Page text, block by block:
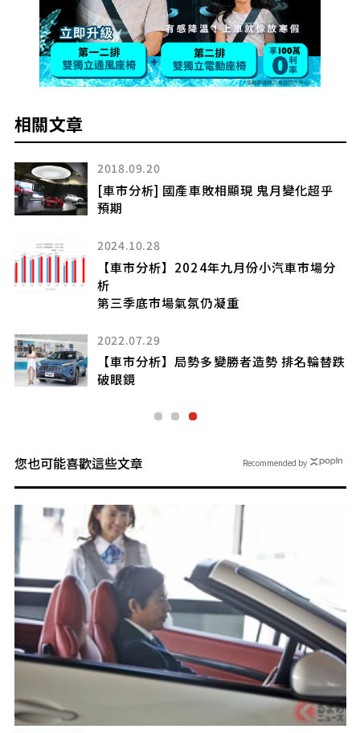
相關文章
變化超乎
市場分
排名輪替跌
2022.02.22
巨變與殘酷之年 防疫還是最大
2020.12.28
[車市分析] 防疫至上才是王道 車聚
【車市分析】高潮迭起
一山還有一山高
您也可能喜歡這些文章 Recommended by